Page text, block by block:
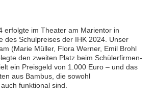
erfolgte im Theater am Marientor in
des Schulpreises der IHK 2024. Unser
(Marie Müller, Flora Werner, Emil Brohl
den zweiten Platz beim Schülerfirmen-
ein Preisgeld von 1.000 Euro – und das
aus Bambus, die sowohl
funktional sind.